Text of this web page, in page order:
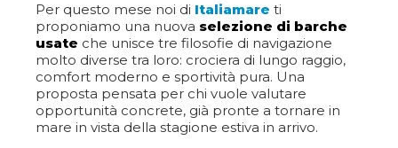
Per questo mese noi di Italiamare ti
proponiamo una nuova selezione di barche
usate che unisce tre filosofie di navigazione
molto diverse tra loro: crociera di lungo raggio,
comfort moderno e sportività pura. Una
proposta pensata per chi vuole valutare
opportunità concrete, già pronte a tornare in
mare in vista della stagione estiva in arrivo.